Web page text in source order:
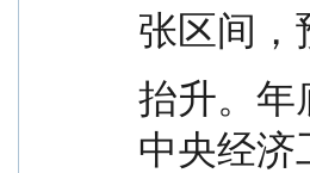
张区间，
抬升。年
中央经济